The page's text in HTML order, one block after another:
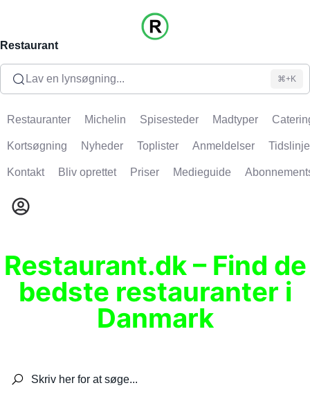
Restaurant
Lav en lynsøgning... ⌘+K
Restauranter Michelin Spisesteder Madtyper
Kortsøgning Nyheder Toplister Anmeldelser Tidslinje
Kontakt Bliv oprettet Priser Medieguide
Restaurant.dk – Find de
bedste restauranter i
Danmark